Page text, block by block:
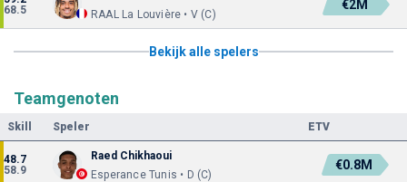
68.5
RAAL La Louvière • V (C)
€2M
Bekijk alle spelers
Teamgenoten
Skill Speler ETV
48.7
58.9
Raed Chikhaoui
Esperance Tunis • D (C)
€0.8M